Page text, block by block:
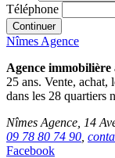
Téléphone
Continuer
Nîmes Agence
Agence immobilière
25 ans. Vente,
dans les 28 quartiers
Nîmes Agence, 14
09 78 80 74 90
Facebook